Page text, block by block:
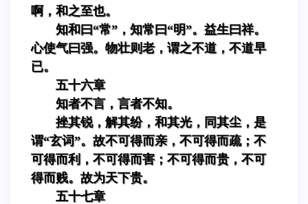
啊，和之至也。
知和曰“常”，知常曰“明”。益生曰祥。
心使气曰强。物壮则老，谓之不道，不道早
已。
五十六章
知者不言，言者不知。
挫其锐，解其纷，和其光，同其尘，是
谓“玄词”。故不可得而亲，不可得而疏；不
可得而利，不可得而害；不可得而贵，不可
得而贱。故为天下贵。
五十七章